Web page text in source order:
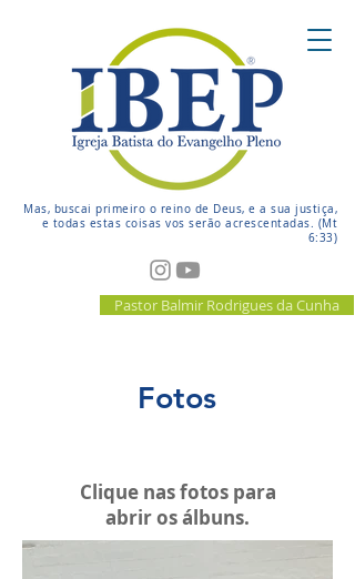
Mas, buscai primeiro o reino de Deus, e a sua justiça,
e todas estas coisas vos serão acrescentadas. (Mt
6:33)
Pastor Balmir Rodrigues da Cunha
Fotos
Clique nas fotos para
abrir os álbuns.